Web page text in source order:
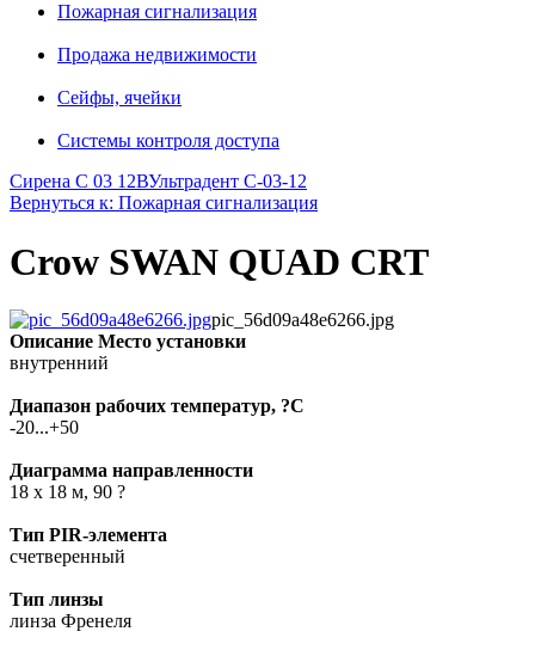
Пожарная сигнализация
Продажа недвижимости
Сейфы, ячейки
Системы контроля доступа
Сирена С 03 12ВУльтрадент С-03-12
Вернуться к: Пожарная сигнализация
Crow SWAN QUAD CRT
pic_56d09a48e6266.jpg
Описание Место установки
внутренний
Диапазон рабочих температур, ?С
-20...+50
Диаграмма направленности
18 х 18 м, 90 ?
Тип PIR-элемента
счетверенный
Тип линзы
линза Френеля